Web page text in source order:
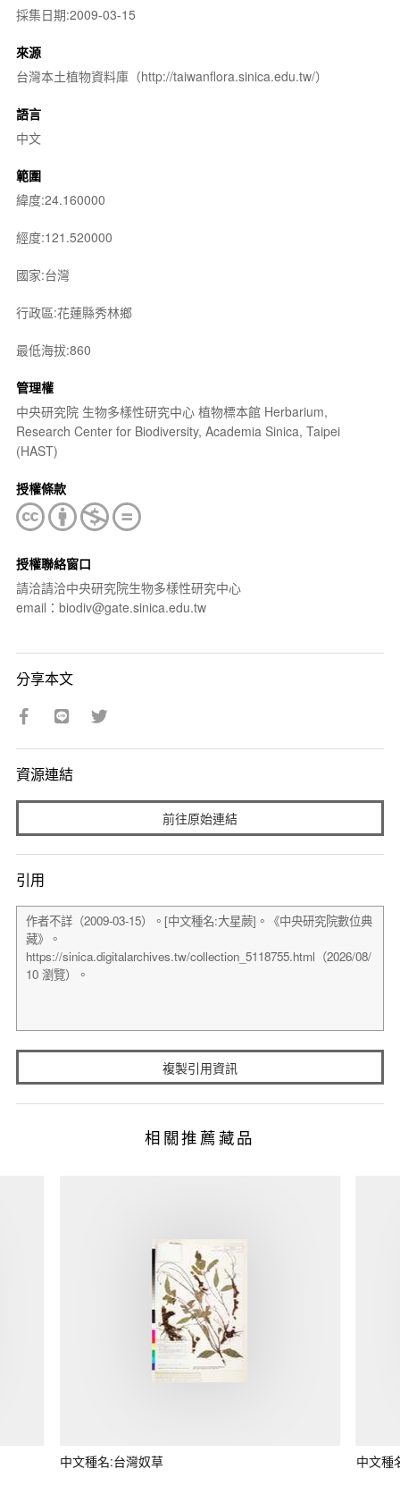
採集日期:2009-03-15
來源
台灣本土植物資料庫（http://taiwanflora.sinica.edu.tw/）
語言
中文
範圍
緯度:24.160000
經度:121.520000
國家:台灣
行政區:花蓮縣秀林鄉
最低海拔:860
管理權
中央研究院 生物多樣性研究中心 植物標本館 Herbarium,
Research Center for Biodiversity, Academia Sinica, Taipei
(HAST)
授權條款
授權聯絡窗口
請洽請洽中央研究院生物多樣性研究中心
email：biodiv@gate.sinica.edu.tw
分享本文
資源連結
前往原始連結
引用
複製引用資訊
相關推薦藏品
中文種名:台灣奴草 中文種